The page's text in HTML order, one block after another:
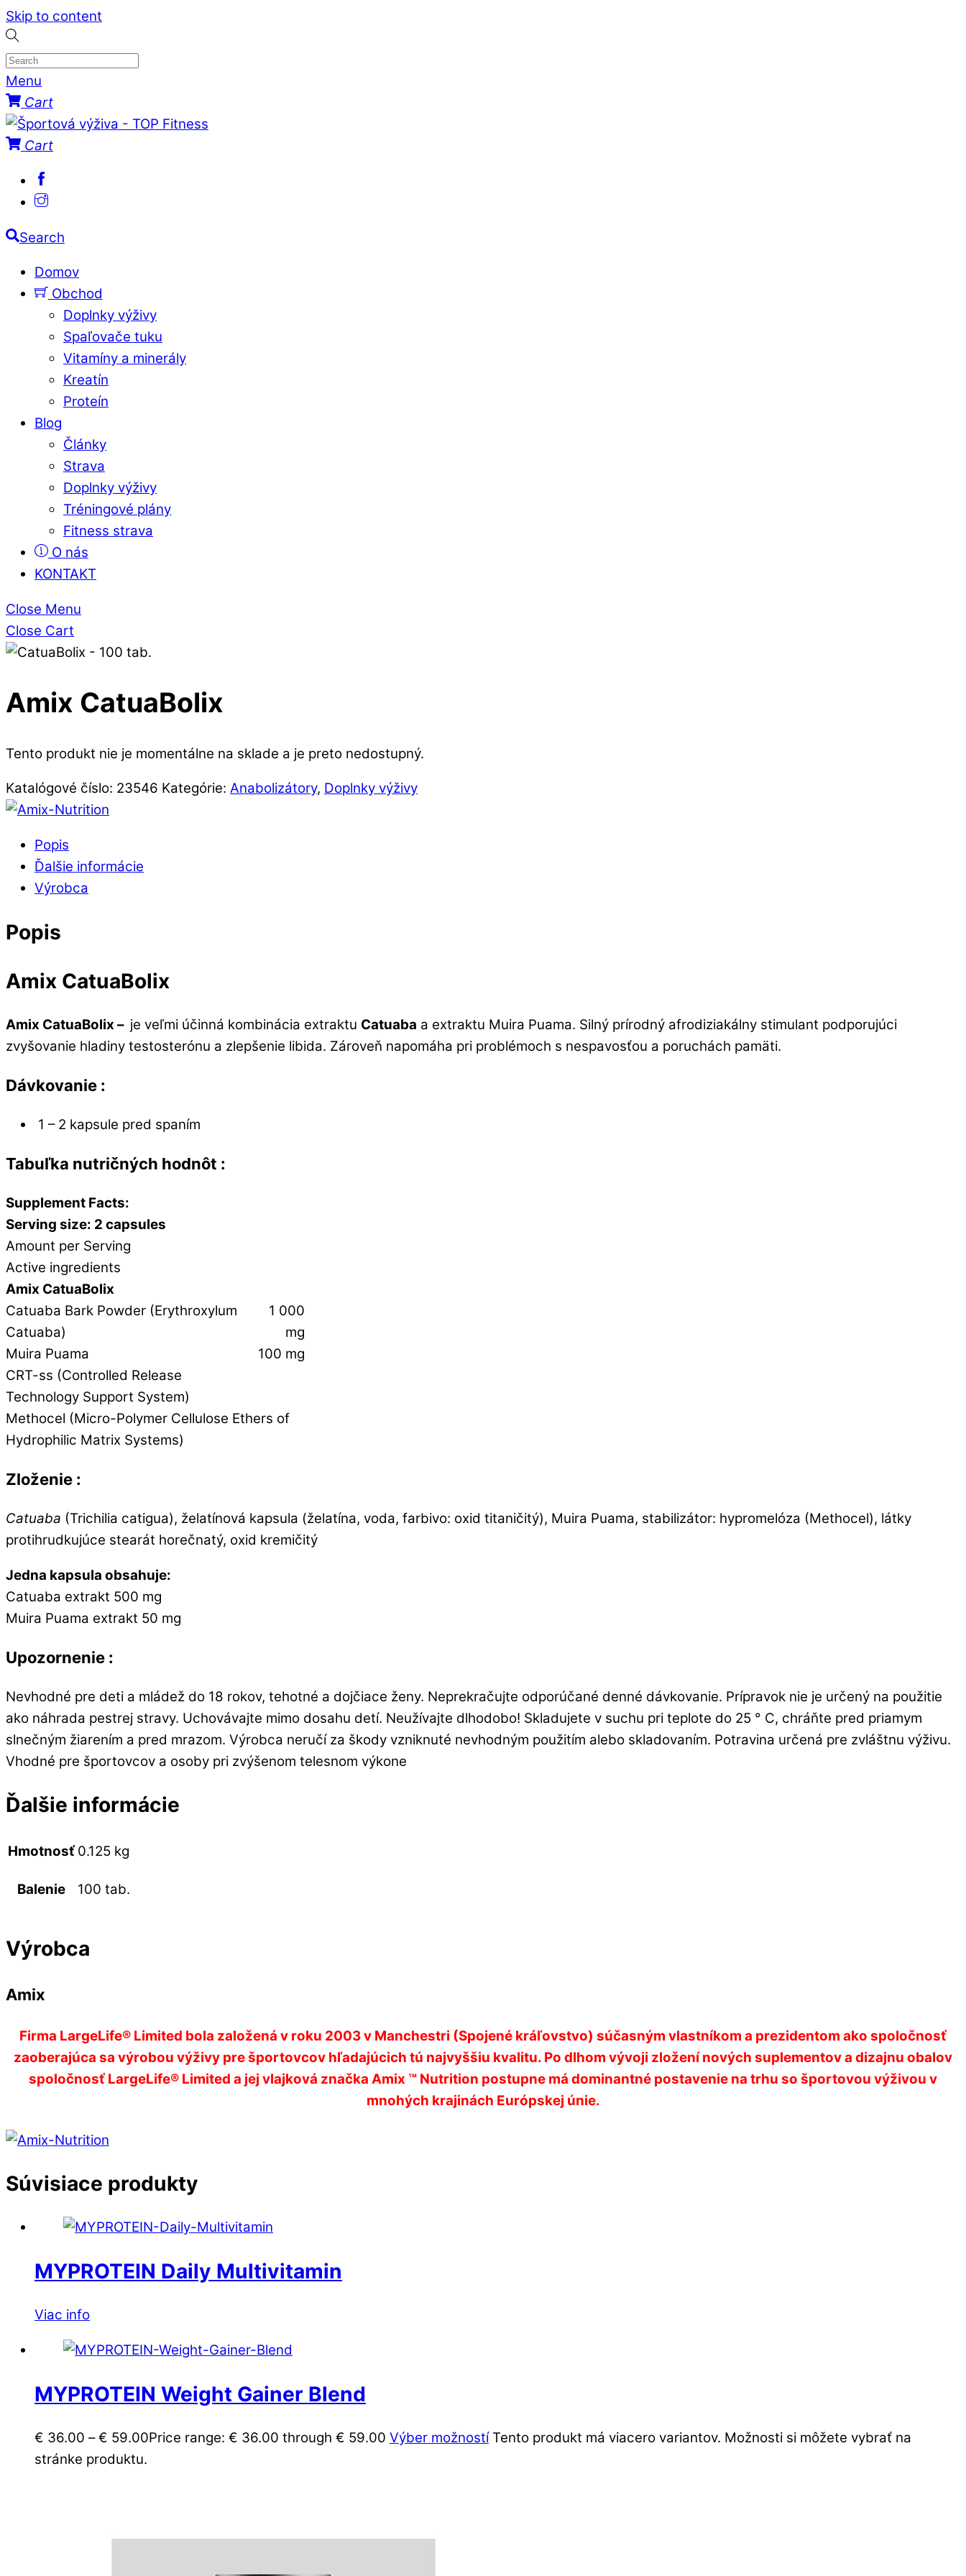
Skip to content
Menu
Cart
Cart
Search
Domov
Obchod
Doplnky výživy
Spaľovače tuku
Vitamíny a minerály
Kreatín
Proteín
Blog
Články
Strava
Doplnky výživy
Tréningové plány
Fitness strava
O nás
KONTAKT
Close Menu
Close Cart
Amix CatuaBolix
Tento produkt nie je momentálne na sklade a je preto nedostupný.
Katalógové číslo: 23546 Kategórie: Anabolizátory, Doplnky výživy
Popis
Ďalšie informácie
Výrobca
Popis
Amix CatuaBolix
Amix CatuaBolix – je veľmi účinná kombinácia extraktu Catuaba a extraktu Muira Puama. Silný prírodný afrodiziakálny stimulant podporujúci
zvyšovanie hladiny testosterónu a zlepšenie libida. Zároveň napomáha pri problémoch s nespavosťou a poruchách pamäti.
Dávkovanie :
1 – 2 kapsule pred spaním
Tabuľka nutričných hodnôt :
Supplement Facts:
Serving size: 2 capsules
Amount per Serving
Active ingredients
Amix CatuaBolix
Catuaba Bark Powder (Erythroxylum
Catuaba)
1 000
mg
Muira Puama
100 mg
CRT-ss (Controlled Release
Technology Support System)
Methocel (Micro-Polymer Cellulose Ethers of
Hydrophilic Matrix Systems)
Zloženie :
Catuaba (Trichilia catigua), želatínová kapsula (želatína, voda, farbivo: oxid titaničitý), Muira Puama, stabilizátor: hypromelóza (Methocel), látky
protihrudkujúce stearát horečnatý, oxid kremičitý
Jedna kapsula obsahuje:
Catuaba extrakt 500 mg
Muira Puama extrakt 50 mg
Upozornenie :
Nevhodné pre deti a mládež do 18 rokov, tehotné a dojčiace ženy. Neprekračujte odporúčané denné dávkovanie. Prípravok nie je určený na použitie
ako náhrada pestrej stravy. Uchovávajte mimo dosahu detí. Neužívajte dlhodobo! Skladujete v suchu pri teplote do 25 ° C, chráňte pred priamym
slnečným žiarením a pred mrazom. Výrobca neručí za škody vzniknuté nevhodným použitím alebo skladovaním. Potravina určená pre zvláštnu výživu.
Vhodné pre športovcov a osoby pri zvýšenom telesnom výkone
Ďalšie informácie
Hmotnosť 0.125 kg
Balenie 100 tab.
Výrobca
Amix
Firma LargeLife® Limited bola založená v roku 2003 v Manchestri (Spojené kráľovstvo) súčasným vlastníkom a prezidentom ako spoločnosť
zaoberajúca sa výrobou výživy pre športovcov hľadajúcich tú najvyššiu kvalitu. Po dlhom vývoji zložení nových suplementov a dizajnu obalov
spoločnosť LargeLife® Limited a jej vlajková značka Amix ™ Nutrition postupne má dominantné postavenie na trhu so športovou výživou v
mnohých krajinách Európskej únie.
Súvisiace produkty
MYPROTEIN Daily Multivitamin
Viac info
MYPROTEIN Weight Gainer Blend
€ 36.00 – € 59.00Price range: € 36.00 through € 59.00 Výber možností Tento produkt má viacero variantov. Možnosti si môžete vybrať na
stránke produktu.